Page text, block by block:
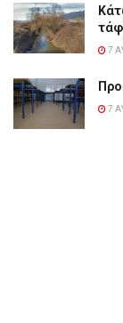
7
7